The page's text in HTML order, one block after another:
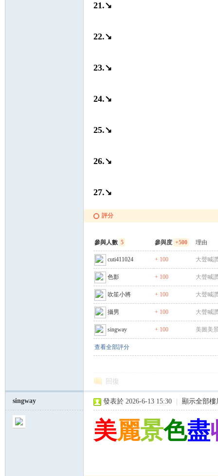
21.↘
22.↘
23.↘
24.↘
25.↘
26.↘
27.↘
評分
參與人數 5 參與度 +500 理由
cuti411024 + 100 大聲喊
色影 + 100 大聲喊
吹笙小將 + 100 大聲喊
攝男 + 100 大聲喊
singway + 100 美圖美
查看全部評分
回復
singway 發表於 2026-6-13 15:30 顯示全部樓
美麗景色盡